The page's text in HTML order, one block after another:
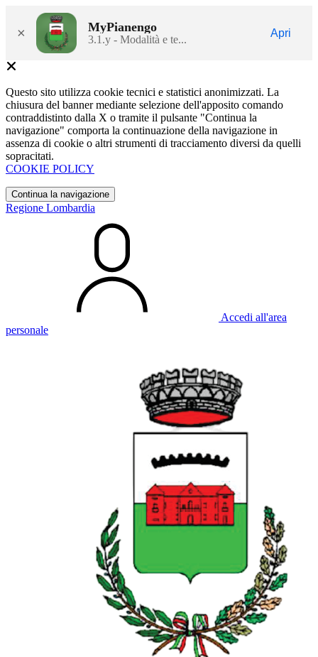
× MyPianengo
3.1.y - Modalità e te...
Apri
Questo sito utilizza cookie tecnici e statistici anonimizzati. La
chiusura del banner mediante selezione dell'apposito comando
contraddistinto dalla X o tramite il pulsante "Continua la
navigazione" comporta la continuazione della navigazione in
assenza di cookie o altri strumenti di tracciamento diversi da quelli
sopracitati.
COOKIE POLICY
Continua la navigazione
Regione Lombardia
Accedi all'area
personale